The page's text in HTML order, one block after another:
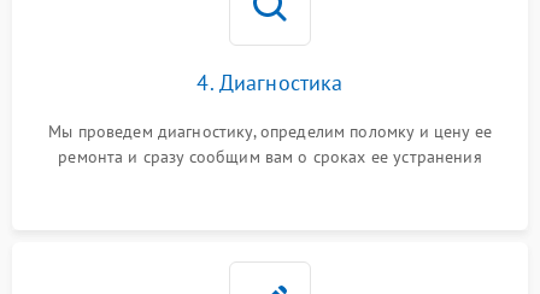
4. Диагностика
Мы проведем диагностику, определим поломку и цену ее
ремонта и сразу сообщим вам о сроках ее устранения